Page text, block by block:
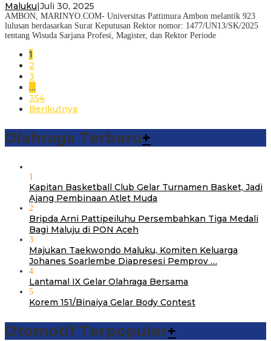
Maluku Juli 30, 2025
AMBON, MARINYO.COM- Universitas Pattimura Ambon melantik 923
lulusan berdasarkan Surat Keputusan Rektor nomor: 1477/UN13/SK/2025
tentang Wisuda Sarjana Profesi, Magister, dan Rektor Periode
1
2
3
…
354
Berikutnya
Olahraga Terbaru+
1
Kapitan Basketball Club Gelar Turnamen Basket, Jadi
Ajang Pembinaan Atlet Muda
2
Bripda Arni Pattipeiluhu Persembahkan Tiga Medali
Bagi Maluju di PON Aceh
3
Majukan Taekwondo Maluku, Komiten Keluarga
Johanes Soarlembe Diapresesi Pemprov …
4
Lantamal IX Gelar Olahraga Bersama
5
Korem 151/Binaiya Gelar Body Contest
Otomotif Terpopuler+